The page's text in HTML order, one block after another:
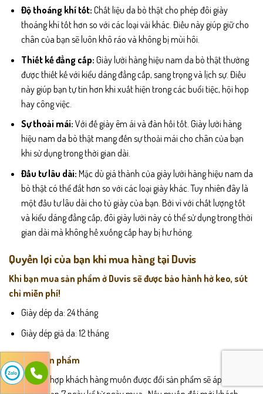
Độ thoáng khí tốt: Chất liệu da bò thật cho phép đôi giày
thoáng khí tốt hơn so với các loại vải khác. Điều này giúp giữ cho
chân của bạn sẽ luôn khô ráo và không bị mùi hôi.
Thiết kế đẳng cấp: Giày lười hàng hiệu nam da bò thật thường
được thiết kế với kiểu dáng đẳng cấp, sang trọng và lịch sự. Điều
này giúp bạn tự tin hơn khi xuất hiện trong các buổi tiệc, hội họp
hay công việc.
Sự thoải mái: Với đế giày êm ái và đàn hồi tốt. Giày lười hàng
hiệu nam da bò thật mang đến sự thoải mái cho chân của bạn
khi sử dụng trong thời gian dài.
Đầu tư lâu dài: Mặc dù giá thành của giày lười hàng hiệu nam da
bò thật có thể đắt hơn so với các loại giày khác. Tuy nhiên đây là
một đầu tư lâu dài cho tủ giày của bạn. Bởi vì với chất lượng tốt
và kiểu dáng đẳng cấp, đôi giày lười này có thể sử dụng trong thời
gian dài mà không hề xuống cấp hay bị hư hỏng.
Quyền lợi của bạn khi mua hàng tại Duvis
Khi bạn mua sản phẩm ở Duvis sẽ được bảo hành hở keo, sút
chỉ miễn phí!
Giày dép da: 24 tháng
Giày dép giả da: 12 tháng
Đổi mới sản phẩm
Các trường hợp khách hàng muốn được đổi sản phẩm sẽ áp dụng